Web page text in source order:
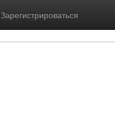
Зарегистрироваться